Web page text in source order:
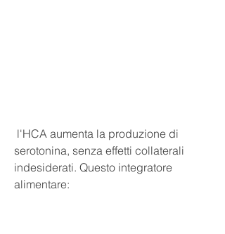
serotonina, senza effetti collaterali
indesiderati. Questo integratore
alimentare: